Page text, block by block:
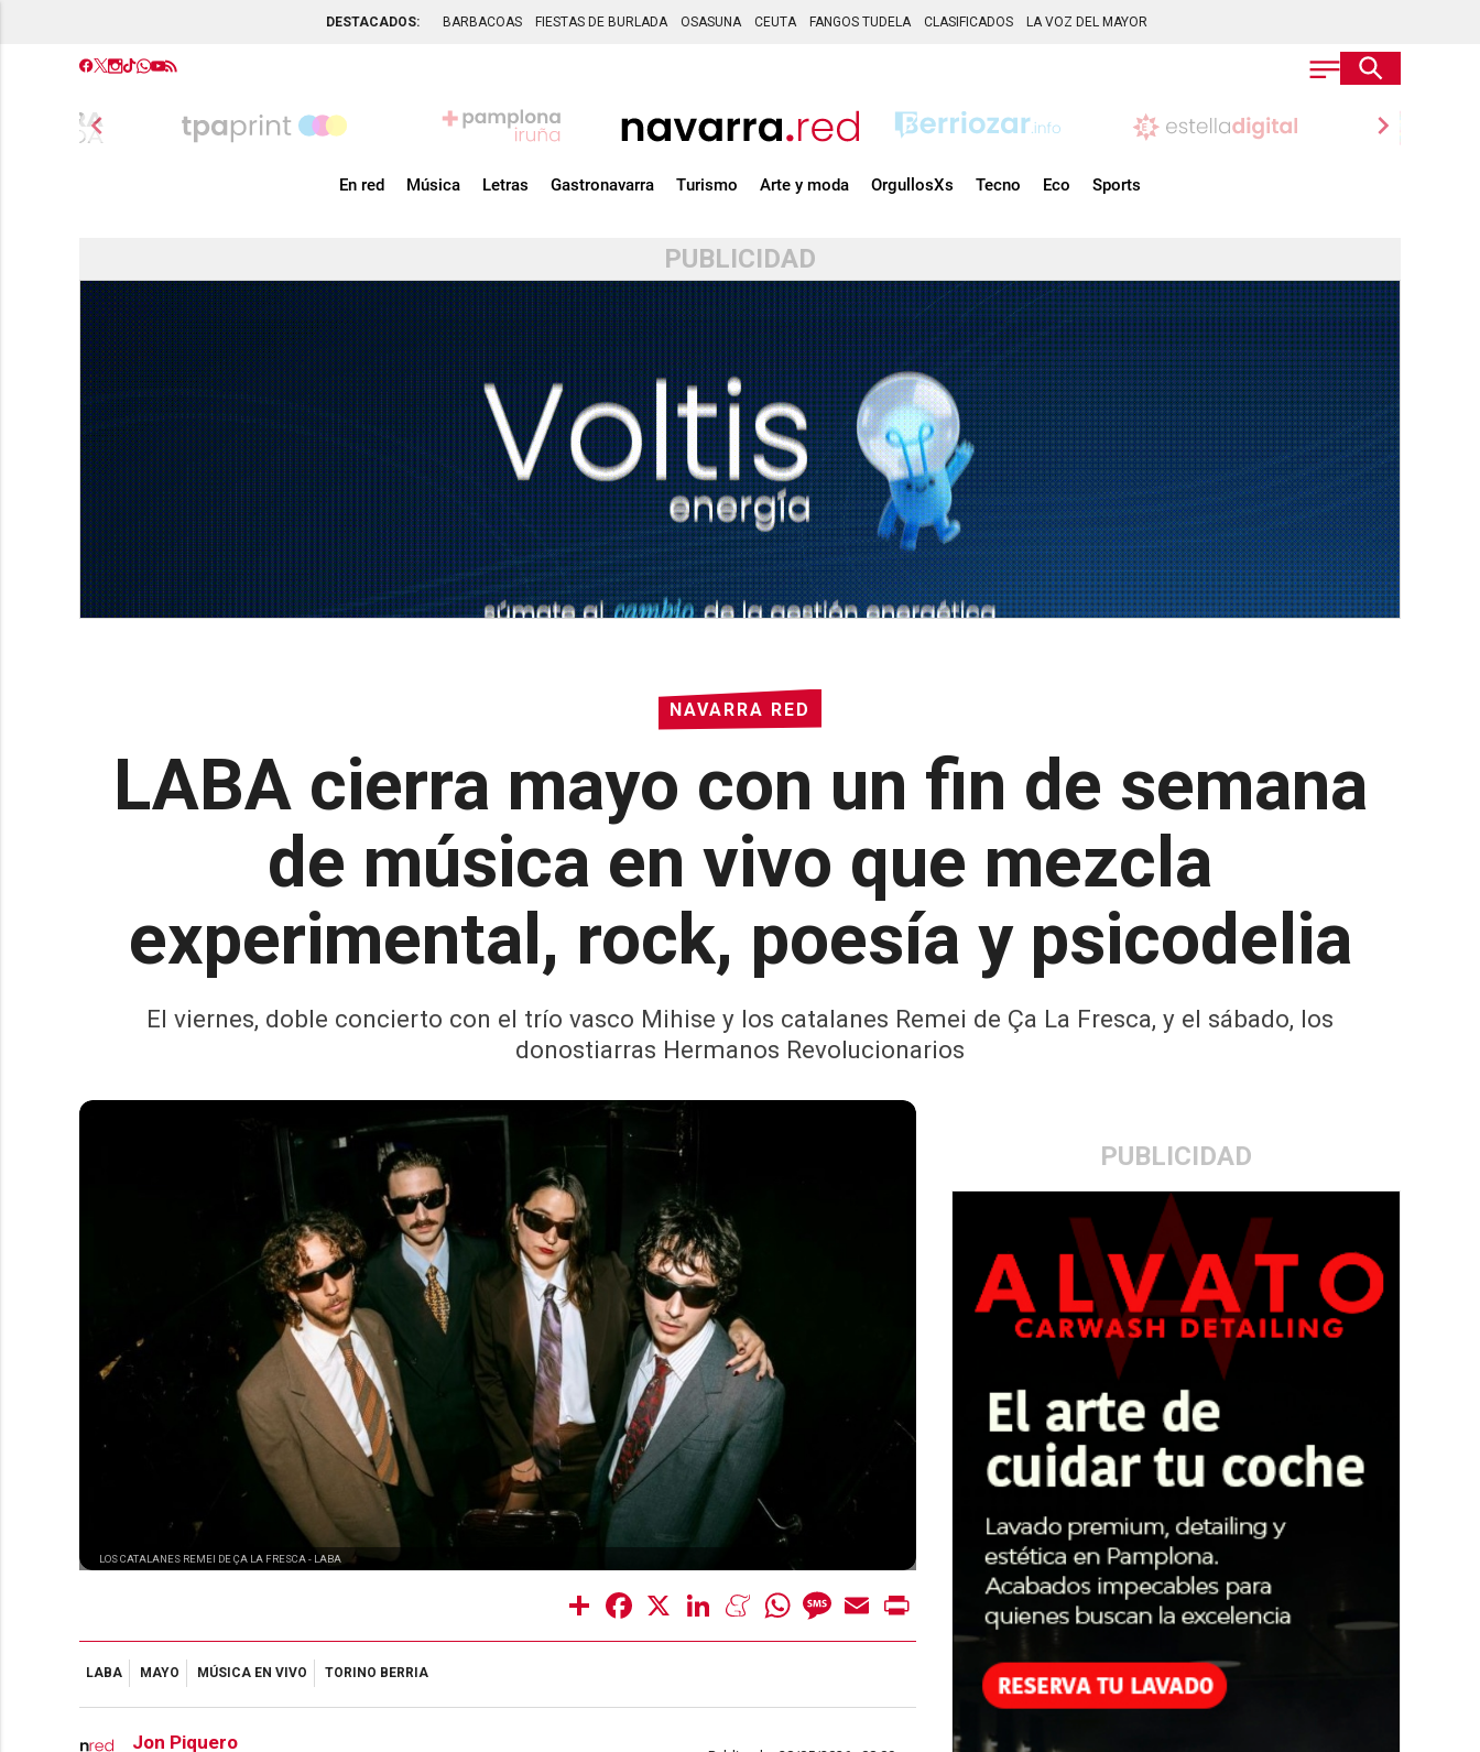
DESTACADOS: BARBACOAS FIESTAS DE BURLADA OSASUNA CEUTA FANGOS TUDELA CLASIFICADOS LA VOZ DEL MAYOR
chevron_left chevron_right
En red Música Letras Gastronavarra Turismo Arte y moda OrgullosXs Tecno Eco Sports
PUBLICIDAD
NAVARRA RED
LABA cierra mayo con un fin de semana
de música en vivo que mezcla
experimental, rock, poesía y psicodelia
El viernes, doble concierto con el trío vasco Mihise y los catalanes Remei de Ça La Fresca, y el sábado, los
donostiarras Hermanos Revolucionarios
PUBLICIDAD
LOS CATALANES REMEI DE ÇA LA FRESCA - LABA
Share Facebook LinkedInMeneameWhatsAppMessage
Email
LABA MAYO MÚSICA EN VIVO TORINO BERRIA
Jon Piquero